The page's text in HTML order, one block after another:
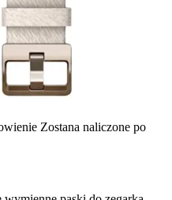
Zostana naliczone po